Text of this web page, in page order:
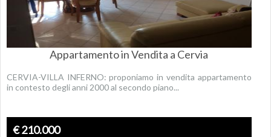
Appartamento in Vendita a Cervia
CERVIA-VILLA INFERNO: proponiamo in vendita appartamento
in contesto degli anni 2000 al secondo piano...
€ 210.000